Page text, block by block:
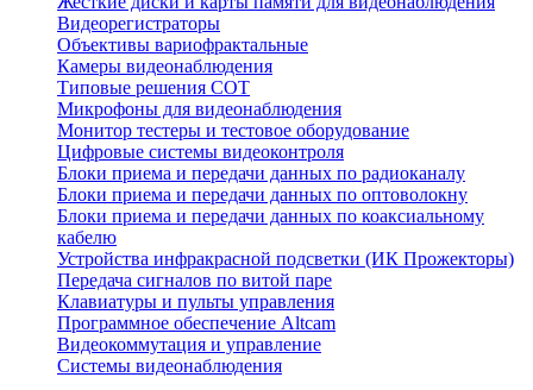
Видеорегистраторы
Объективы вариофрактальные
Камеры видеонаблюдения
Типовые решения СОТ
Микрофоны для видеонаблюдения
Монитор тестеры и тестовое оборудование
Цифровые системы видеоконтроля
Блоки приема и передачи данных по радиоканалу
Блоки приема и передачи данных по оптоволокну
Блоки приема и передачи данных по коаксиальному
кабелю
Устройства инфракрасной подсветки (ИК Прожекторы)
Передача сигналов по витой паре
Клавиатуры и пульты управления
Программное обеспечение Altcam
Видеокоммутация и управление
Системы видеонаблюдения